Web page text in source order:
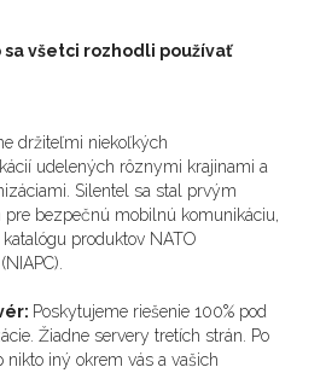
sa všetci rozhodli používať
držiteľmi niekoľkých
udelených rôznymi krajinami a
Silentel sa stal prvým
bezpečnú mobilnú komunikáciu,
produktov NATO
Poskytujeme riešenie 100% pod
Žiadne servery tretích strán. Po
nikto iný okrem vás a vašich